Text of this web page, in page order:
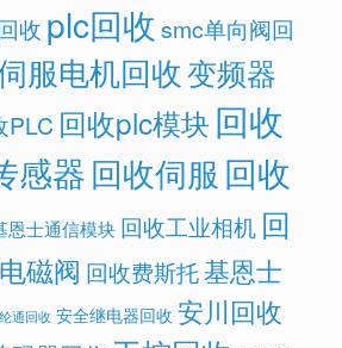
收 plc回收 smc单向阀回
服电机回收变频器
PLC 回收plc模块 回收
感器回收伺服 回收
恩士通信模块 回收工业相机 回
磁阀 回收费斯托基恩士
通回收 安全继电器回收 安川回收